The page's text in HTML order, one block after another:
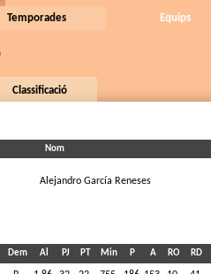
Temporades Equips
Classificació
Nom
Alejandro García Reneses
Dem Al PJ PT Min P A RO RD